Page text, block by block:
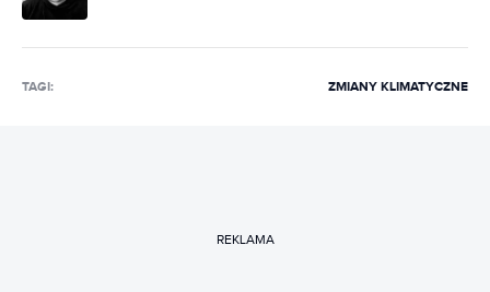
TAGI: ZMIANY KLIMATYCZNE
REKLAMA